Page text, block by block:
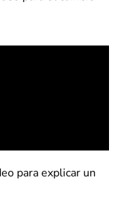
para explicar un